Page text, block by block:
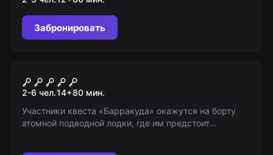
Забронировать
Морской бой
2-6 чел.14+80 мин.
Участники квеста «Барракуда» окажутся на борту
атомной подводной лодки, где им предстоит